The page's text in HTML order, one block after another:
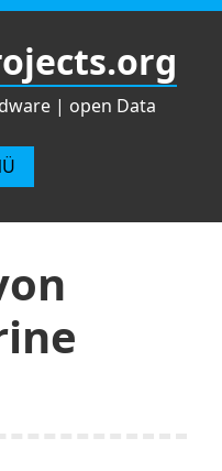
| open Data